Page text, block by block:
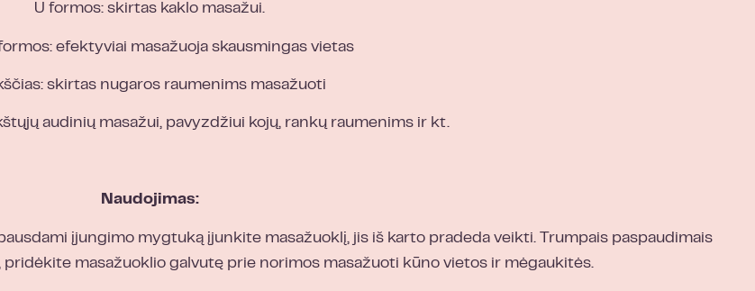
U formos: skirtas kaklo masažui.
efektyviai masažuoja skausmingas vietas
skirtas nugaros raumenims masažuoti
audinių masažui, pavyzdžiui kojų, rankų raumenims ir kt.
Naudojimas:
įjungimo mygtuką įjunkite masažuoklį, jis iš karto pradeda veikti. Trumpais paspaudimais
masažuoklio galvutę prie norimos masažuoti kūno vietos ir mėgaukitės.